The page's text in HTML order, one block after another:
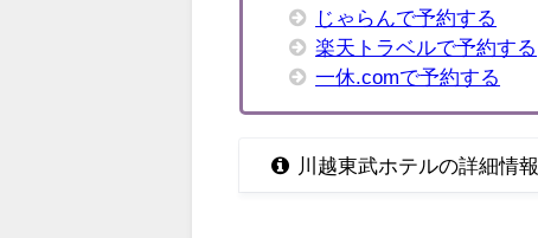
じゃらんで予約する
楽天トラベルで予約する
一休.comで予約する
川越東武ホテルの詳細情報